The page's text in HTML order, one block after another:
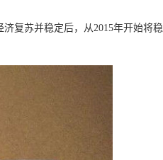
复苏并稳定后，从2015年开始将稳